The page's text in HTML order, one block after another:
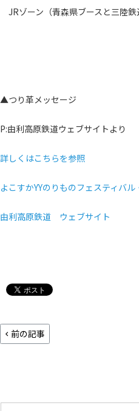
JRゾーン（青森県ブースと三陸鉄
▲つり革メッセージ
P:由利高原鉄道ウェブサイトより
詳しくはこちらを参照
よこすかYYのりものフェスティバ
由利高原鉄道 ウェブサイト
前の記事